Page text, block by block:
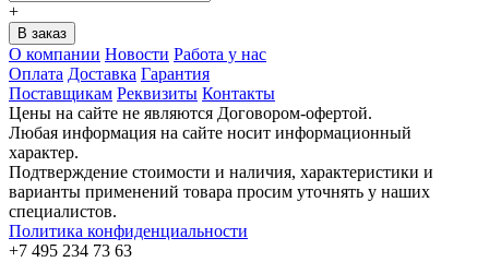
+
О компании Новости Работа у нас
Оплата Доставка Гарантия
Поставщикам Реквизиты Контакты
Цены на сайте не являются Договором-офертой.
Любая информация на сайте носит информационный
характер.
Подтверждение стоимости и наличия, характеристики и
варианты применений товара просим уточнять у наших
специалистов.
Политика конфиденциальности
+7 495 234 73 63